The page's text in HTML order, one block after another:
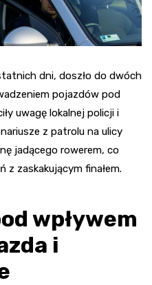
dni, doszło do dwóch
pojazdów pod
uwagę lokalnej policji i
z patrolu na ulicy
jadącego rowerem, co
z zaskakującym finałem.
wpływem
i